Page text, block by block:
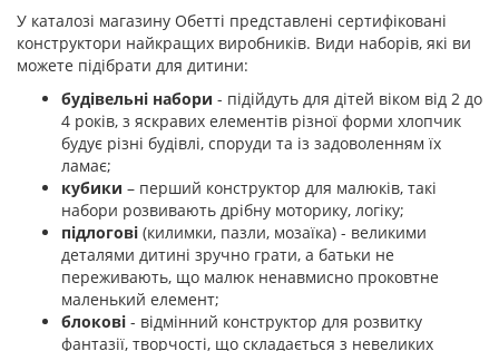
У каталозі магазину Обетті представлені сертифіковані
конструктори найкращих виробників. Види наборів, які ви
можете підібрати для дитини:
будівельні набори - підійдуть для дітей віком від 2 до
4 років, з яскравих елементів різної форми хлопчик
будує різні будівлі, споруди та із задоволенням їх
ламає;
кубики – перший конструктор для малюків, такі
набори розвивають дрібну моторику, логіку;
підлогові (килимки, пазли, мозаїка) - великими
деталями дитині зручно грати, а батьки не
переживають, що малюк ненавмисно проковтне
маленький елемент;
блокові - відмінний конструктор для розвитку
фантазії, творчості, що складається з невеликих